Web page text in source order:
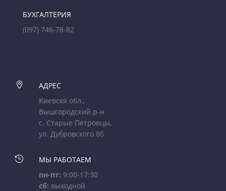
БУХГАЛТЕРИЯ
(097) 746-78-82

АДРЕС
Киевскя обл.,
Вышгородский р-н
с. Старые Петровцы,
ул. Дубровского 8б

МЫ РАБОТАЕМ
пн-пт: 9:00-17:30
сб: выходной